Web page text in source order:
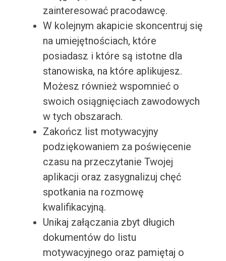
zainteresować pracodawcę.
W kolejnym akapicie skoncentruj się
na umiejętnościach, które
posiadasz i które są istotne dla
stanowiska, na które aplikujesz.
Możesz również wspomnieć o
swoich osiągnięciach zawodowych
w tych obszarach.
Zakończ list motywacyjny
podziękowaniem za poświęcenie
czasu na przeczytanie Twojej
aplikacji oraz zasygnalizuj chęć
spotkania na rozmowę
kwalifikacyjną.
Unikaj załączania zbyt długich
dokumentów do listu
motywacyjnego oraz pamiętaj o